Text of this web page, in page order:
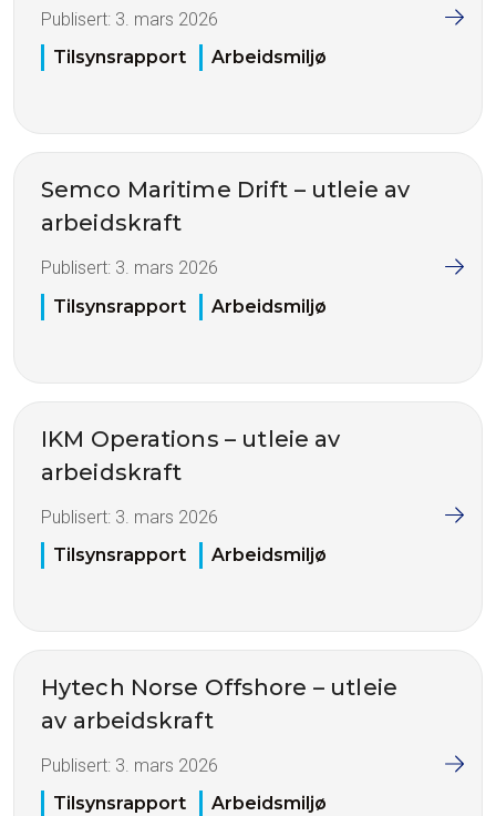
Publisert: 3. mars 2026
Tilsynsrapport
Arbeidsmiljø
Semco Maritime Drift – utleie av
arbeidskraft
Publisert: 3. mars 2026
Tilsynsrapport
Arbeidsmiljø
IKM Operations – utleie av
arbeidskraft
Publisert: 3. mars 2026
Tilsynsrapport
Arbeidsmiljø
Hytech Norse Offshore – utleie
av arbeidskraft
Publisert: 3. mars 2026
Tilsynsrapport
Arbeidsmiljø